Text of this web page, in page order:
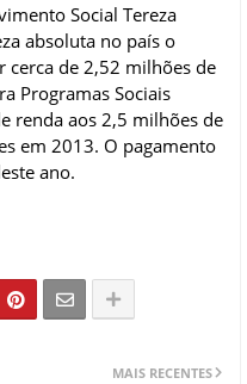
Social Tereza
absoluta no país o
cerca de 2,52 milhões de
Programas Sociais
renda aos 2,5 milhões de
em 2013. O pagamento
ano.
MAIS RECENTES